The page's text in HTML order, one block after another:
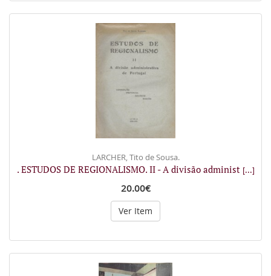
LARCHER, Tito de Sousa.
. ESTUDOS DE REGIONALISMO. II - A divisão administ [...]
20.00€
Ver Item